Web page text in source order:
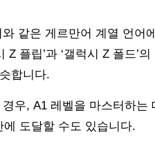
같은 게르만어 계열 언어
Z 플립’과 ‘갤럭시 Z 폴드’
합니다.
우, A1 레벨을 마스터하는
도달할 수도 있습니다.